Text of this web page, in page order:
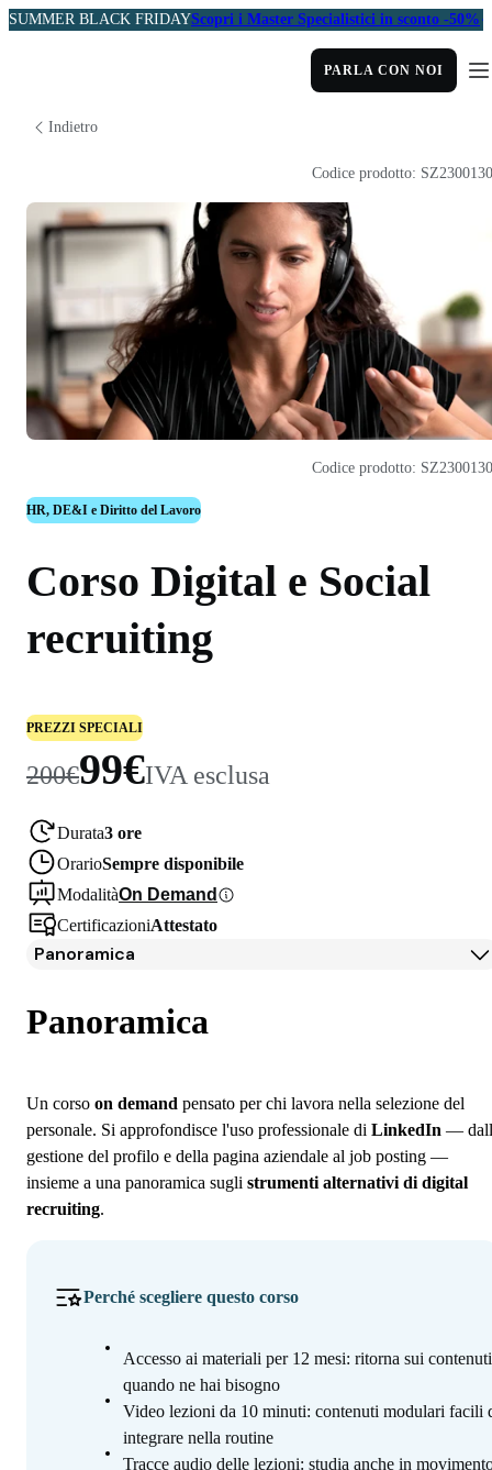
SUMMER BLACK FRIDAYScopri i Master Specialistici in sconto -50%
PARLA CON NOI
Indietro
HR, DE&I e Diritto del Lavoro
Corso Digital e Social
recruiting
PREZZI SPECIALI
200€99€IVA esclusa
Durata3 ore
OrarioSempre disponibile
ModalitàOn Demand
CertificazioniAttestato
Codice prodotto:
Codice prodotto:
Panoramica
Programma
Iscrizione
Panoramica
Un corso on demand pensato per chi lavora nella selezione del
personale. Si approfondisce l'uso professionale di LinkedIn —
gestione del profilo e della pagina aziendale al job posting —
insieme a una panoramica sugli strumenti alternativi di digital
recruiting.
Perché scegliere questo corso
Accesso ai materiali per 12 mesi: ritorna sui contenuti
quando ne hai bisogno
Video lezioni da 10 minuti: contenuti modulari facili
integrare nella routine
Tracce audio delle lezioni: studia anche in